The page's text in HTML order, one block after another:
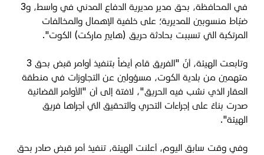
في المحافظة، بحق مدير مديرية الدفاع المدني في واسط، و3
ضبّاط منسوبين للمديرية؛ على خلفية الإهمال والمخالفات
المرتكبة التي تسببت بحادثة حريق (هايبر ماركت) الكوت".
وتابعت الهيئة، أنّ "الفريق قام أيضاً بتنفيذ أوامر قبض بحق 3
متهمين من بلدية الكوت، مسؤولين عن التجاوزات في منطقة
العقار الذي نشب فيه الحريق"، لافتة إلى أن "الأوامر القضائية
صدرت بناءً على إجراءات التحري والتحقيق التي أجراها فريق
الهيئة".
وفي وقت سابق اليوم، أعلنت الهيئة، تنفيذ أمر قبض صادر بحق